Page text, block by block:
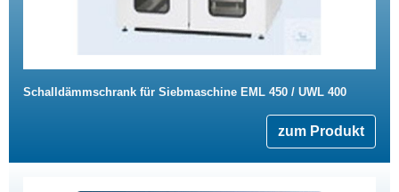
Schalldämmschrank für Siebmaschine EML 450 / UWL 400
zum Produkt